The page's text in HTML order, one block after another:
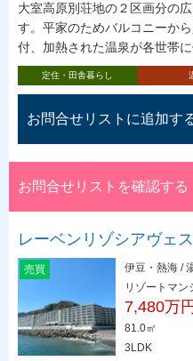
大室高原別荘地の２区画分の
す。平家のためバルコニーか
付、加熱された温泉が各世帯
定住・田舎暮らし
お問合せリストに追加す
お問合せリストを確認する
レーベンリゾシアヴェ
売買
伊豆・熱海 /
リゾートマン
7,480万円
81.0㎡
3LDK